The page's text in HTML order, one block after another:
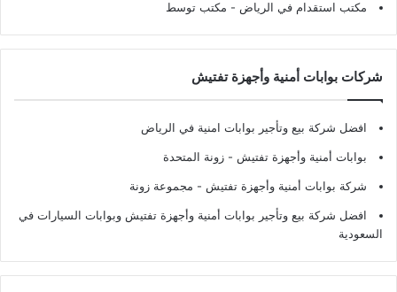
مكتب استقدام في الرياض - مكتب توسط
شركات بوابات أمنية وأجهزة تفتيش
افضل شركة بيع وتأجير بوابات امنية في الرياض
بوابات أمنية وأجهزة تفتيش - زونة المتحدة
شركة بوابات أمنية وأجهزة تفتيش - مجموعة زونة
افضل شركة بيع وتأجير بوابات أمنية وأجهزة تفتيش وبوابات السيارات في
السعودية